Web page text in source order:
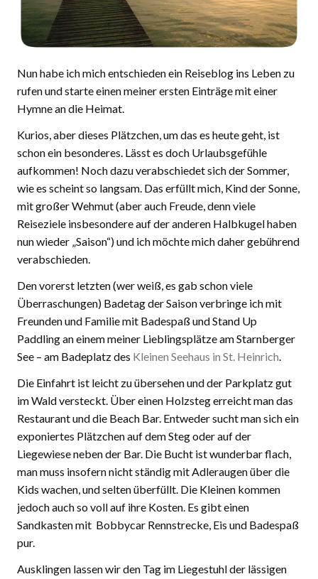
Nun habe ich mich entschieden ein Reiseblog ins Leben zu
rufen und starte einen meiner ersten Einträge mit einer
Hymne an die Heimat.
Kurios, aber dieses Plätzchen, um das es heute geht, ist
schon ein besonderes. Lässt es doch Urlaubsgefühle
aufkommen! Noch dazu verabschiedet sich der Sommer,
wie es scheint so langsam. Das erfüllt mich, Kind der Sonne,
mit großer Wehmut (aber auch Freude, denn viele
Reiseziele insbesondere auf der anderen Halbkugel haben
nun wieder „Saison“) und ich möchte mich daher gebührend
verabschieden.
Den vorerst letzten (wer weiß, es gab schon viele
Überraschungen) Badetag der Saison verbringe ich mit
Freunden und Familie mit Badespaß und Stand Up
Paddling an einem meiner Lieblingsplätze am Starnberger
See – am Badeplatz des Kleinen Seehaus in St. Heinrich.
Die Einfahrt ist leicht zu übersehen und der Parkplatz gut
im Wald versteckt. Über einen Holzsteg erreicht man das
Restaurant und die Beach Bar. Entweder sucht man sich ein
exponiertes Plätzchen auf dem Steg oder auf der
Liegewiese neben der Bar. Die Bucht ist wunderbar flach,
man muss insofern nicht ständig mit Adleraugen über die
Kids wachen, und selten überfüllt. Die Kleinen kommen
jedoch auch so voll auf ihre Kosten. Es gibt einen
Sandkasten mit Bobbycar Rennstrecke, Eis und Badespaß
pur.
Ausklingen lassen wir den Tag im Liegestuhl der lässigen